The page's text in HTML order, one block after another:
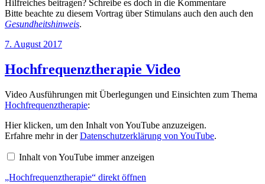
Hilfreiches beitragen? Schreibe es doch in die Kommentare
Bitte beachte zu diesem Vortrag über Stimulans auch den auch den
Gesundheitshinweis.
Veröffentlicht
7. August 2017
Hochfrequenztherapie Video
Video Ausführungen mit Überlegungen und Einsichten zum Thema
Hochfrequenztherapie:
„Hochfrequenztherapie“
von
YouTube
Hier klicken, um den Inhalt von YouTube anzuzeigen.
Erfahre mehr in derDatenschutzerklärung von YouTube.
Inhalt von YouTube immer anzeigen
„Hochfrequenztherapie“ direkt öffnen